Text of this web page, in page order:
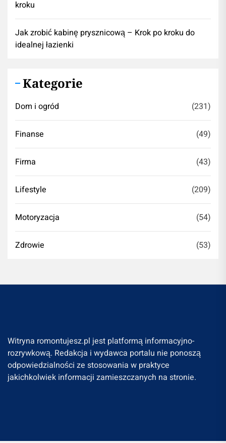
kroku
Jak zrobić kabinę prysznicową – Krok po kroku do
idealnej łazienki
Kategorie
Dom i ogród (231)
Finanse (49)
Firma (43)
Lifestyle (209)
Motoryzacja (54)
Zdrowie (53)
Witryna romontujesz.pl jest platformą informacyjno-
rozrywkową. Redakcja i wydawca portalu nie ponoszą
odpowiedzialności ze stosowania w praktyce
jakichkolwiek informacji zamieszczanych na stronie.